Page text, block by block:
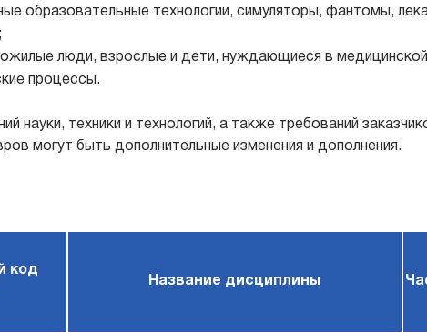
образовательные технологии, симуляторы, фантомы,
люди, взрослые и дети, нуждающиеся в
процессы.
науки, техники и технологий, а также требований
могут быть дополнительные изменения и дополнения.
код
Название дисциплины